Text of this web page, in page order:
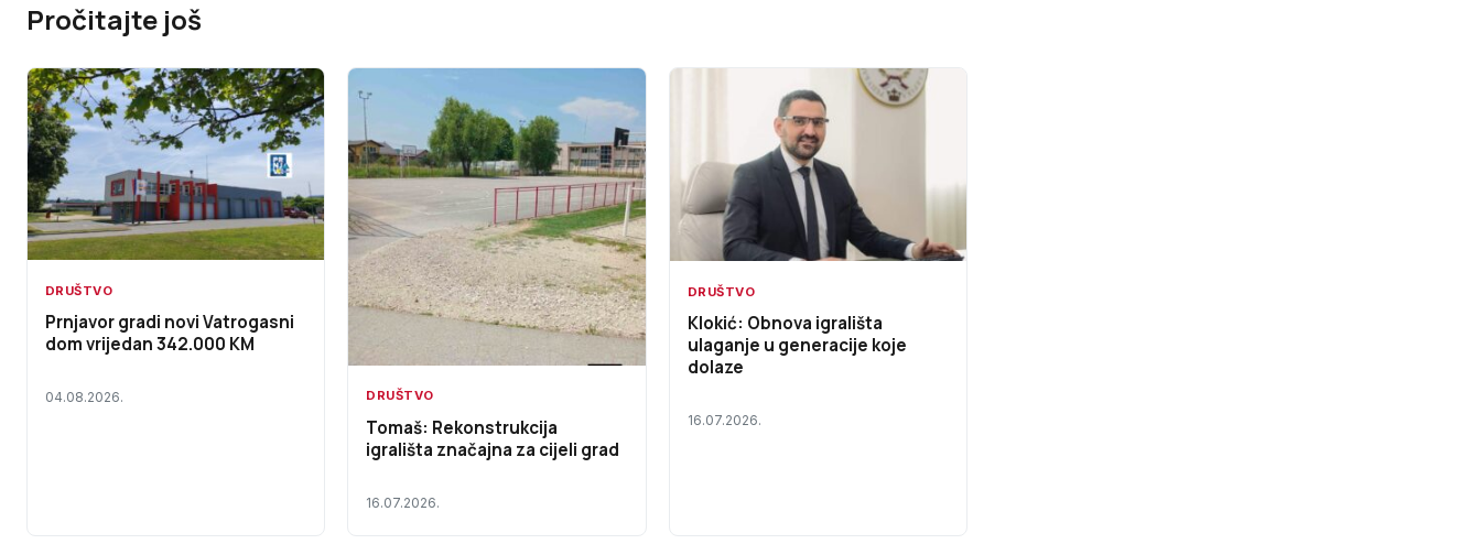
Pročitajte još
DRUŠTVO
Prnjavor gradi novi Vatrogasni
dom vrijedan 342.000 KM
04.08.2026. DRUŠTVO
Tomaš: Rekonstrukcija
igrališta značajna za cijeli grad
16.07.2026.
DRUŠTVO
Klokić: Obnova igrališta
ulaganje u generacije koje
dolaze
16.07.2026.